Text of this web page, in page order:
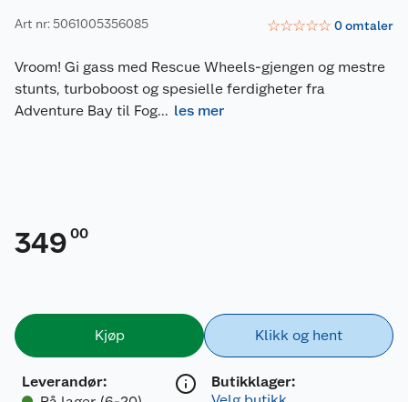
Art nr: 5061005356085 ☆☆☆☆☆ 0omtaler
Vroom! Gi gass med Rescue Wheels-gjengen og mestre
stunts, turboboost og spesielle ferdigheter fra
Adventure Bay til Fog... les mer
349 00
Kjøp
Leverandør:
Klikk og hent
Butikklager: